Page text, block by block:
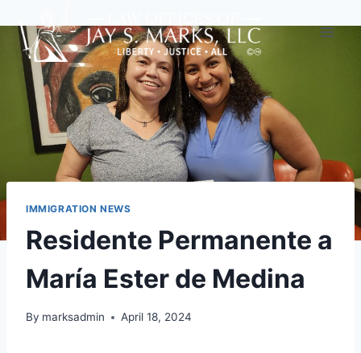
IMMIGRATION NEWS
Residente Permanente a
María Ester de Medina
By marksadmin April 18, 2024